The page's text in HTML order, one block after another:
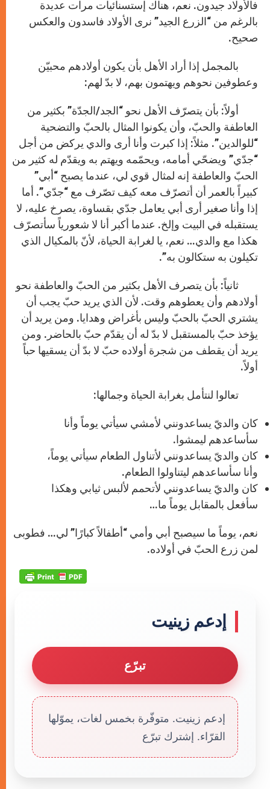
فالأولاد جيدون. نعم، هناك إستسنائيات مرات عديدة
بالرغم من “الزرع الجيد” نرى الأولاد فاسدون والعكس
صحيح.
بالمجمل إذا أراد الأهل بأن يكون أولادهم محبيّن
وعطوفين نحوهم ويهتمون بهم، لا بدّ لهم:
أولاً: بأن يتصرّف الأهل نحو “الجد/الجدّة” بكثير من
العاطفة والحبّ، وأن يكونوا المثال بالحبّ والتضحية
“للوالدين”. مثلاً: إذا كبرت وأنا أرى والدي يركض من أجل
“جدّي” ويضحّي أمامه، ويحمّمه ويهتم به ويقدّم له كثير من
الحبّ والعاطفة إنه لمثال قوي لي، عندما يصبح “أبي”
كبيراً بالعمر أن أتصرّف معه كيف تصّرف مع “جدّي”. أما
إذا وأنا صغير أرى أبي يعامل جدّي بقساوة، يصرخ عليه، لا
يستقبله في البيت وإلخ. عندما أكبر أنا لا شعورياً سأتصرّف
هكذا مع والدي… نعم، يا لغرابة الحياة، لأنّ بالمكيال الذي
تكيلون به ستكالون به”.
ثانياً: بأن يتصرف الأهل بكثير من الحبّ والعاطفة نحو
أولادهم وأن يعطوهم وقت. لأن الذي يريد حبّ يجب أن
يشتري الحبّ بالحبّ وليس بأغراض وهدايا. ومن يريد أن
يؤخذ حبّ بالمستقبل لا بدّ له أن يقدّم حبّ بالحاضر. ومن
يريد أن يقطف من شجرة أولاده حبّ لا بدّ أن يسقيها حباً
أولاً.
تعالوا لنتأمل بغرابة الحياة وجمالها:
كان والديّ يساعدونني لأمشي سيأتي يوماً وأنا
سأساعدهم ليمشوا.
كان والديّ يساعدونني لأتناول الطعام سيأتي يوماً،
وأنا سأساعدهم ليتناولوا الطعام.
كان والديّ يساعدونني لأتحمم لألبس ثيابي وهكذا
سأفعل بالمقابل يوماً ما…
نعم، يوماً ما سيصبح أبي وأمي “أطفالاً كبارًا” لي… فطوبى
لمن زرع الحبّ في أولاده.
إدعم زينيت
تبرّع
إدعم زينيت. متوفّرة بخمس لغات، يموّلها
القرّاء. إشترك تبرّع